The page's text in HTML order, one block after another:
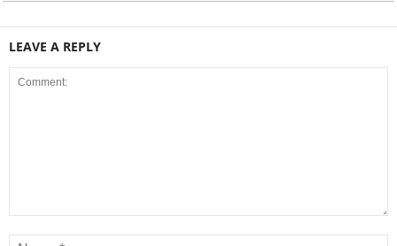
LEAVE A REPLY